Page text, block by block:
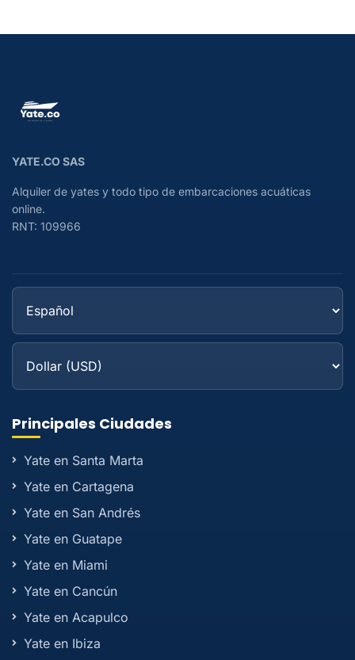
YATE.CO SAS
Alquiler de yates y todo tipo de embarcaciones acuáticas
online.
RNT: 109966
Principales Ciudades
Yate en Santa Marta
Yate en Cartagena
Yate en San Andrés
Yate en Guatape
Yate en Miami
Yate en Cancún
Yate en Acapulco
Yate en Ibiza